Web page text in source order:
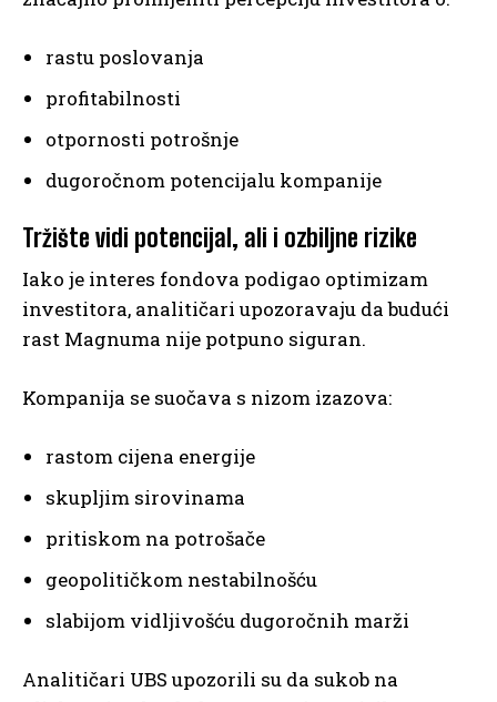
rastu poslovanja
profitabilnosti
otpornosti potrošnje
dugoročnom potencijalu kompanije
Tržište vidi potencijal, ali i ozbiljne rizike
Iako je interes fondova podigao optimizam
investitora, analitičari upozoravaju da budući
rast Magnuma nije potpuno siguran.
Kompanija se suočava s nizom izazova:
rastom cijena energije
skupljim sirovinama
pritiskom na potrošače
geopolitičkom nestabilnošću
slabijom vidljivošću dugoročnih marži
Analitičari UBS upozorili su da sukob na